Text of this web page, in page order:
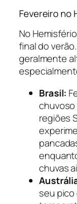
Fevereiro no
No
final do
geralmente
Brasil:
chuvoso
regiões
chuvas
seu pico